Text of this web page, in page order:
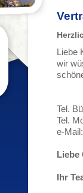
Liebe
wir
Tel.
Tel.
e-
Liebe
Ihr